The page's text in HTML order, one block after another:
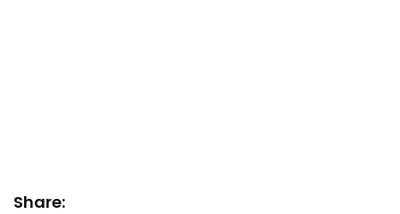
Share: